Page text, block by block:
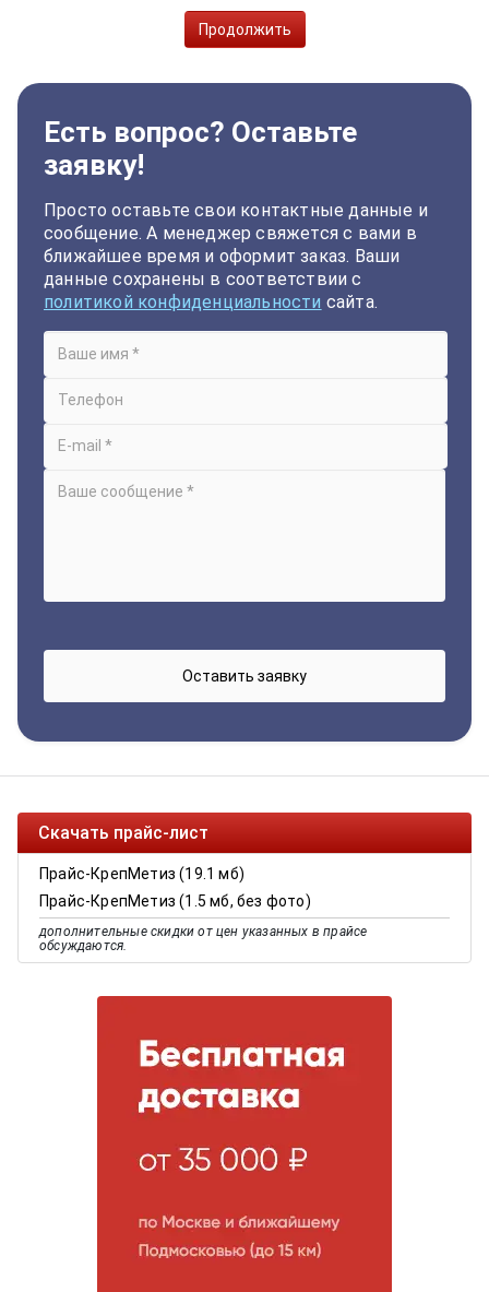
Продолжить
Есть вопрос? Оставьте
заявку!
Просто оставьте свои контактные данные и
сообщение. А менеджер свяжется с вами в
ближайшее время и оформит заказ. Ваши
данные сохранены в соответствии с
политикой конфиденциальности сайта.
Скачать прайс-лист
Прайс-КрепМетиз (19.1 мб)
Прайс-КрепМетиз (1.5 мб, без фото)
дополнительные скидки от цен указанных в прайсе
обсуждаются.